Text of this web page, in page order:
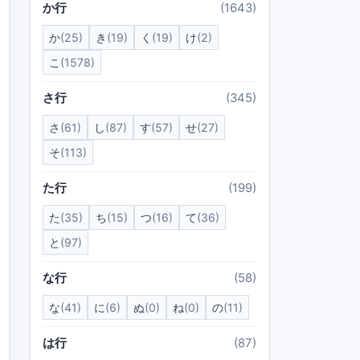
か行 (1643)
か(25) き (19) く (19) け(2)
こ (1578)
さ行 (345)
さ (61) し(87) す(57) せ(27)
そ(113)
た行 (199)
た(35) ち(15) つ(16) て(36)
と (97)
な行 (58)
な(41) に(6) ぬ(0) ね(0) の(11)
は行 (87)